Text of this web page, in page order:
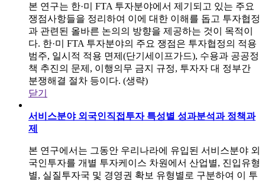
본 연구는 한·미 FTA 투자분야에서 제기되고 있는 주요
쟁점사항들을 정리하여 이에 대한 이해를 돕고 투자협정
과 관련된 올바른 논의의 방향을 제공하는 것이 목적이
다. 한·미 FTA 투자분야의 주요 쟁점은 투자협정의 적용
범주, 일시적 적용 면제(단기세이프가드), 수용과 공공정
책 추진의 문제, 이행의무 금지 규정, 투자자 대 정부간
분쟁해결 절차 등이다. (생략)
닫기
서비스분야 외국인직접투자 특성별 성과분석과 정책과
제
본 연구에서는 그동안 우리나라에 유입된 서비스분야 외
국인투자를 개별 투자케이스 차원에서 산업별, 진입유형
별, 실질투자국 및 경영권 확보 유형별로 구분하여 이 투